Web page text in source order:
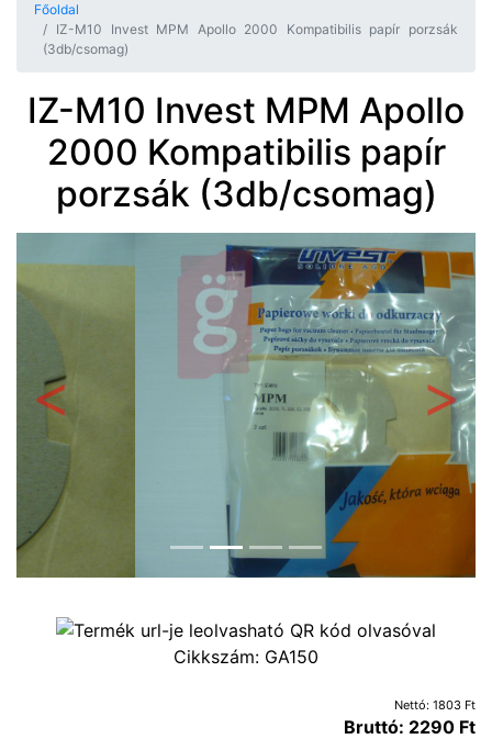
Főoldal
IZ-M10 Invest MPM Apollo 2000 Kompatibilis papír porzsák
(3db/csomag)
IZ-M10 Invest MPM Apollo
2000 Kompatibilis papír
porzsák (3db/csomag)
Előző
Cikkszám: GA150
Nettó: 1803 Ft
Bruttó: 2290 Ft